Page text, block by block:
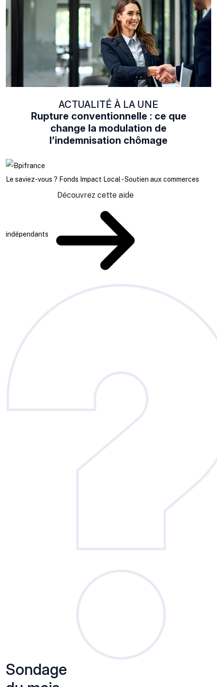
ACTUALITÉ À LA UNE
Rupture conventionnelle : ce que
change la modulation de
l’indemnisation chômage
Le saviez-vous ? Fonds Impact Local - Soutien aux commerces
indépendants
Découvrez cette aide
Sondage